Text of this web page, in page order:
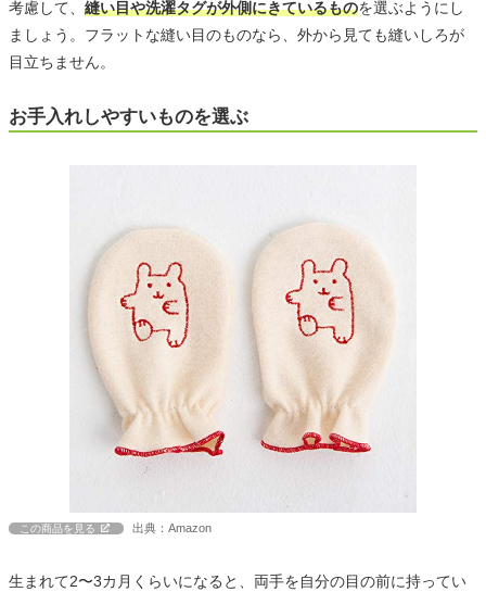
考慮して、 縫い目や洗濯タグが外側にきているものを選ぶようにし
ましょう。フラットな縫い目のものなら、外から見ても縫いしろが
目立ちません。
お手入れしやすいものを選ぶ
この商品を見る 出典：Amazon
生まれて2〜3カ月くらいになると、両手を自分の目の前に持ってい